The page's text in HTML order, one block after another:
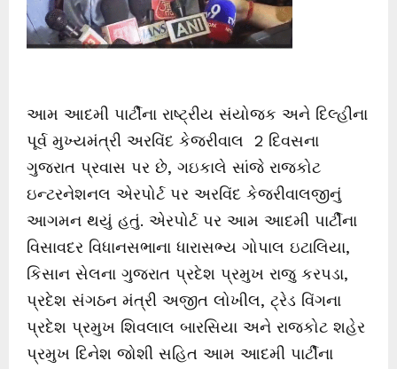
આમ આદમી પાર્ટીના રાષ્ટ્રીય સંયોજક અને દિલ્હીના
પૂર્વ મુખ્યમંત્રી અરવિંદ કેજરીવાલ 2 દિવસના
ગુજરાત પ્રવાસ પર છે, ગઇકાલે સાંજે રાજકોટ
ઇન્ટરનેશનલ એરપોર્ટ પર અરવિંદ કેજરીવાલજીનું
આગમન થયું હતું. એરપોર્ટ પર આમ આદમી પાર્ટીના
વિસાવદર વિધાનસભાના ધારાસભ્ય ગોપાલ ઇટાલિયા,
કિસાન સેલના ગુજરાત પ્રદેશ પ્રમુખ રાજુ કરપડા,
પ્રદેશ સંગઠન મંત્રી અજીત લોખીલ, ટ્રેડ વિંગના
પ્રદેશ પ્રમુખ શિવલાલ બારસિયા અને રાજકોટ શહેર
પ્રમુખ દિનેશ જોશી સહિત આમ આદમી પાર્ટીના